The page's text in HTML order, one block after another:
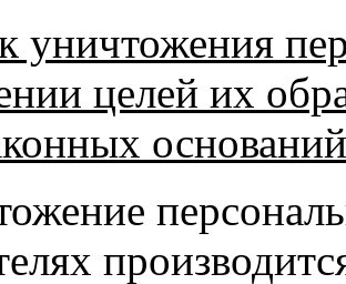
уничтожения
целей их